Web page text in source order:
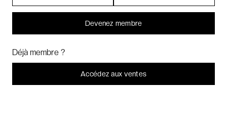
Week-ends exclusifs
Devenez membre
Déjà membre ?
Accédez aux ventes
Marketing? Vous pouvez toujours modifier ou retirer votre
Je refuse C'est bon.